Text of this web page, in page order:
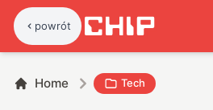
powrót
Home Tech